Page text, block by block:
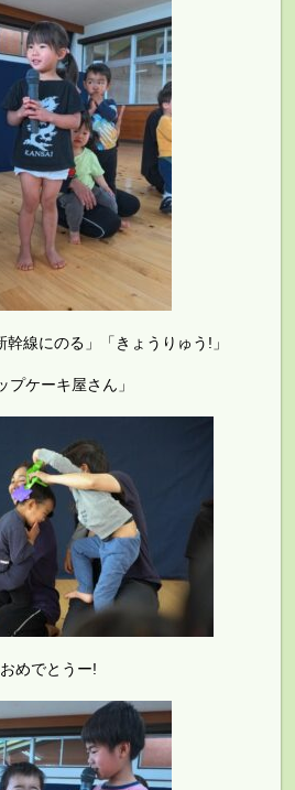
幹線にのる」「きょうりゅう!」
プケーキ屋さん」
おめでとうー!